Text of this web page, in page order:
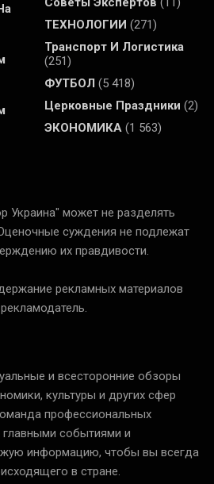
ТЕХНОЛОГИИ (271)
Транспорт И Логистика
(251)
ФУТБОЛ (5 418)
Церковные Праздники (2)
ЭКОНОМИКА (1 563)
Украина" может не разделять
суждения не подлежат
их правдивости.
рекламных материалов
и всесторонние обзоры
культуры и других сфер
профессиональных
главными событиями и
информацию, чтобы вы всегда
в стране.